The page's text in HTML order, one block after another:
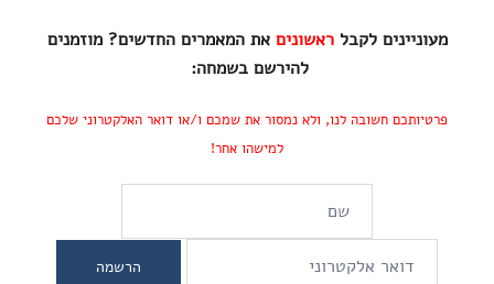
מעוניינים לקבלראשונים את המאמרים החדשים? מוזמנים
להירשם בשמחה:
פרטיותכם חשובה לנו, ולא נמסור את שמכם ו/או דואר האלקטרוני שלכם
למישהו אחר!